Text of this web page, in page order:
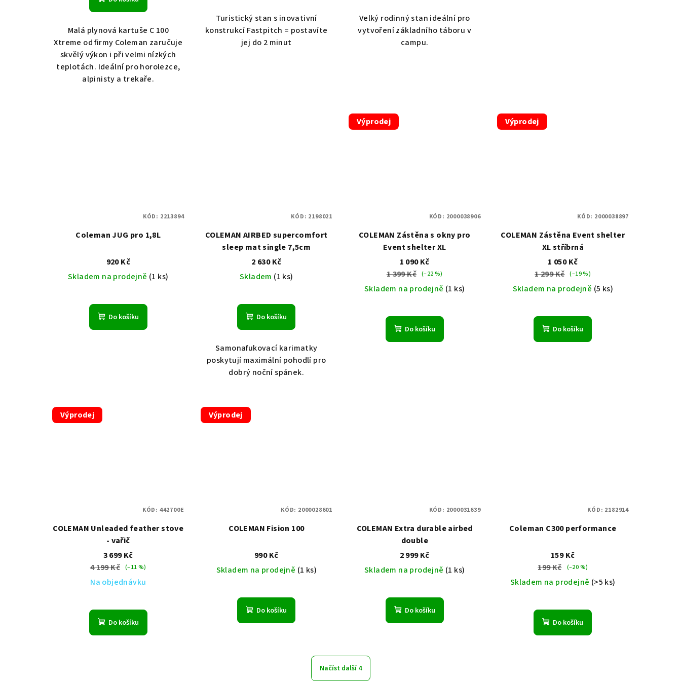
Malá plynová kartuše C 100
Xtreme od firmy Coleman zaručuje
skvělý výkon i při velmi nízkých
teplotách. Ideální pro horolezce,
alpinisty a trekaře.
Turistický stan s inovativní
konstrukcí Fastpitch = postavíte
jej do 2 minut
Velký rodinný stan ideální pro
vytvoření základního táboru v
campu.
Coleman JUG pro 1,8L
920 Kč
Skladem na prodejně (1 ks)
Do košíku
KÓD: 2213894
COLEMAN AIRBED supercomfort
sleep mat single 7,5cm
2 630 Kč
Skladem (1 ks)
Do košíku
Samonafukovací karimatky
poskytují maximální pohodlí pro
dobrý noční spánek.
KÓD: 2198021
Výprodej
COLEMAN Zástěna s okny pro
Event shelter XL
1 090 Kč
1 399 Kč (–22 %)
Skladem na prodejně (1 ks)
hodnocení
produktu
je
Do košíku
KÓD: 2000038906
Výprodej
COLEMAN Zástěna Event shelter
XL stříbrná
1 050 Kč
1 299 Kč (–19 %)
Skladem na prodejně (5 ks)
Do košíku
KÓD: 2000038897
Výprodej
COLEMAN Unleaded feather stove
- vařič
3 699 Kč
4 199 Kč (–11 %)
Na objednávku
Do košíku
KÓD: 442700E
Výprodej
COLEMAN Fision 100
990 Kč
Skladem na prodejně (1 ks)
Do košíku
KÓD: 2000028601
COLEMAN Extra durable airbed
double
2 999 Kč
Skladem na prodejně (1 ks)
Do košíku
KÓD: 2000031639
Coleman C300 performance
159 Kč
199 Kč
(–20 %)
Skladem na prodejně (>5 ks)
Do košíku
KÓD: 2182914
Načíst další 4